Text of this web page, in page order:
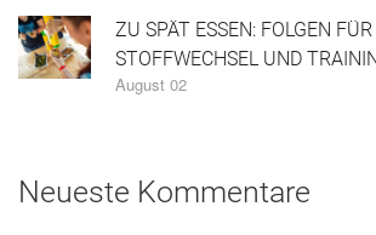
ZU SPÄT ESSEN: FOLGEN FÜR
STOFFWECHSEL UND
August 02
Neueste Kommentare